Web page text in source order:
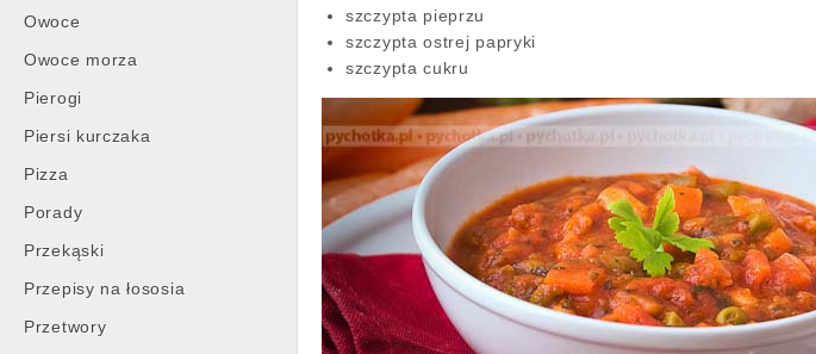
Owoce
Owoce morza
Pierogi
Piersi kurczaka
Pizza
Porady
Przekąski
Przepisy na łososia
Przetwory
szczypta pieprzu
szczypta ostrej papryki
szczypta cukru